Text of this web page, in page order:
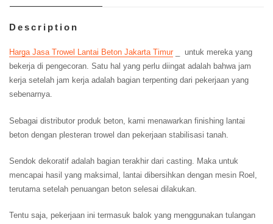
Description
Harga Jasa Trowel Lantai Beton Jakarta Timur _ untuk mereka yang
bekerja di pengecoran. Satu hal yang perlu diingat adalah bahwa jam
kerja setelah jam kerja adalah bagian terpenting dari pekerjaan yang
sebenarnya.
Sebagai distributor produk beton, kami menawarkan finishing lantai
beton dengan plesteran trowel dan pekerjaan stabilisasi tanah.
Sendok dekoratif adalah bagian terakhir dari casting. Maka untuk
mencapai hasil yang maksimal, lantai dibersihkan dengan mesin Roel,
terutama setelah penuangan beton selesai dilakukan.
Tentu saja, pekerjaan ini termasuk balok yang menggunakan tulangan